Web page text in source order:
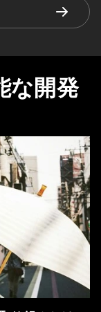
な開発